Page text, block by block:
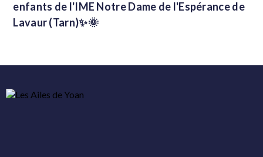
enfants de l'IME Notre Dame de l'Espérance de
Lavaur (Tarn)✨🌞